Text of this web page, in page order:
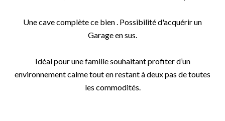
Une cave complète ce bien . Possibilité d'acquérir un
Garage en sus.
Idéal pour une famille souhaitant profiter d’un
environnement calme tout en restant à deux pas de toutes
les commodités.